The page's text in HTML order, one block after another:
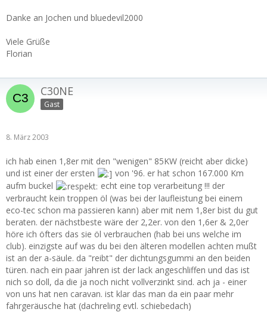
Danke an Jochen und bluedevil2000
Viele Grüße
Florian
C30NE
Gast
8. März 2003
ich hab einen 1,8er mit den "wenigen" 85KW (reicht aber dicke)
und ist einer der ersten
von '96. er hat schon 167.000 Km
aufm buckel
echt eine top verarbeitung !!! der
verbraucht kein troppen öl (was bei der laufleistung bei einem
eco-tec schon ma passieren kann) aber mit nem 1,8er bist du gut
beraten. der nächstbeste wäre der 2,2er. von den 1,6er & 2,0er
höre ich öfters das sie öl verbrauchen (hab bei uns welche im
club). einzigste auf was du bei den älteren modellen achten mußt
ist an der a-säule. da "reibt" der dichtungsgummi an den beiden
türen. nach ein paar jahren ist der lack angeschliffen und das ist
nich so doll, da die ja noch nicht vollverzinkt sind. ach ja - einer
von uns hat nen caravan. ist klar das man da ein paar mehr
fahrgeräusche hat (dachreling evtl. schiebedach)